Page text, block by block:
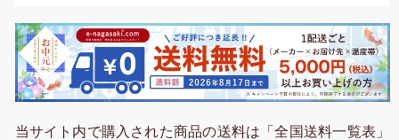
当サイト内で購入された商品の送料は「全国送料一覧表」